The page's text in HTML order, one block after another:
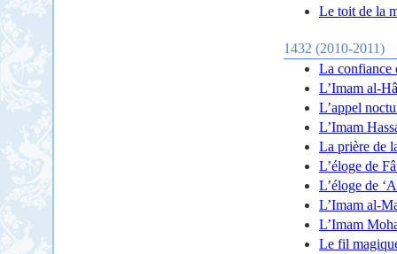
Le toit de la
1432 (2010-2011)
La confiance
L’Imam al-
L’appel
L’Imam
La prière de
L’éloge de
L’éloge de
L’Imam al-
L’Imam
Le fil